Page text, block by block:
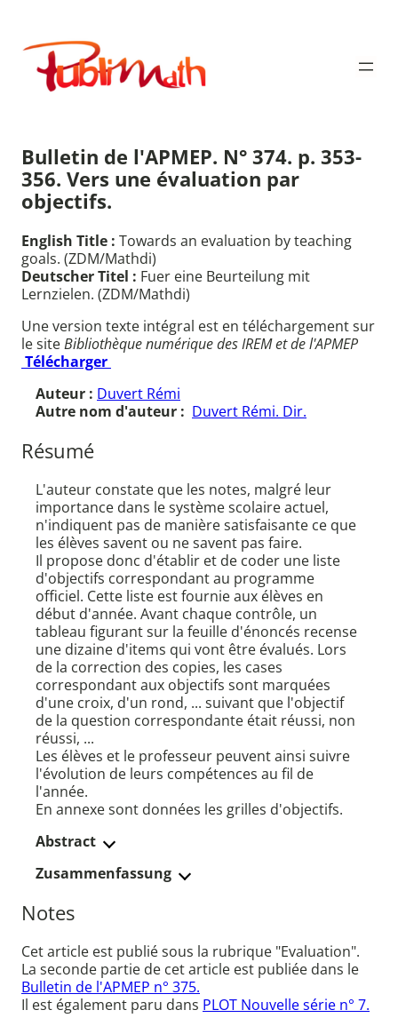
contenu
Publimath
Bulletin de l'APMEP. N° 374. p. 353-
356. Vers une évaluation par
objectifs.
English Title : Towards an evaluation by teaching
goals. (ZDM/Mathdi)
Deutscher Titel : Fuer eine Beurteilung mit
Lernzielen. (ZDM/Mathdi)
Une version texte intégral est en téléchargement sur
le siteBibliothèque numérique des IREM et de l'APMEP
Télécharger
Auteur : Duvert Rémi
Autre nom d'auteur : Duvert Rémi. Dir.
Résumé
L'auteur constate que les notes, malgré leur
importance dans le système scolaire actuel,
n'indiquent pas de manière satisfaisante ce que
les élèves savent ou ne savent pas faire.
Il propose donc d'établir et de coder une liste
d'objectifs correspondant au programme
officiel. Cette liste est fournie aux élèves en
début d'année. Avant chaque contrôle, un
tableau figurant sur la feuille d'énoncés recense
une dizaine d'items qui vont être évalués. Lors
de la correction des copies, les cases
correspondant aux objectifs sont marquées
d'une croix, d'un rond, ... suivant que l'objectif
de la question correspondante était réussi, non
réussi, ...
Les élèves et le professeur peuvent ainsi suivre
l'évolution de leurs compétences au fil de
l'année.
En annexe sont données les grilles d'objectifs.
Abstract
Zusammenfassung
Notes
Cet article est publié sous la rubrique "Evaluation".
La seconde partie de cet article est publiée dans le
Bulletin de l'APMEP n° 375.
Il est également paru dans PLOT Nouvelle série n° 7.